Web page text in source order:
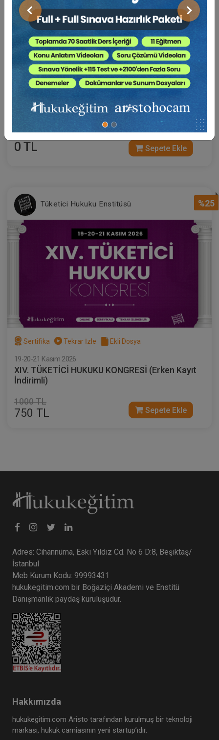
Önceki Sonraki
Sertifika Tekrar İzle Ekli Dosya
Kadın ve Çocuk Hakları ve Ayrımcılık Yasağı İle
İlgili 2025 Yılı Kararlarının Değerlendirilmesi
0 TL Sepete Ekle
%25
Tüketici Hukuku Enstitüsü
Sertifika Tekrar İzle Ekli Dosya
19-20-21 Kasım 2026
XIV. TÜKETİCİ HUKUKU KONGRESİ (Erken Kayıt
İndirimli)
1000 TL
750 TL Sepete Ekle
Adres: Cihannüma, Eski Yıldız Cd. No 6 D:8, Beşiktaş/
İstanbul
Meb Kurum Kodu: 99993431
hukukegitim.com bir Boğaziçi Akademi ve Enstitü
Danışmanlık paydaş kuruluşudur.
Hakkımızda
hukukegitim.com Aristo tarafından kurulmuş bir teknoloji
markası, hukuk camiasının yeni startup’ıdır.